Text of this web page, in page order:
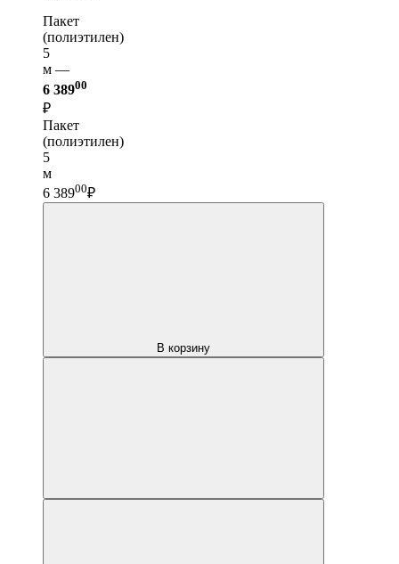
Пакет
(полиэтилен)
5
м —
6 38900
₽
Пакет
(полиэтилен)
5
м
6 38900₽
В корзину